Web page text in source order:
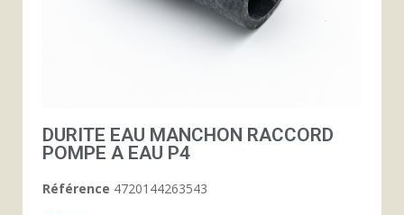
DURITE EAU MANCHON RACCORD
POMPE A EAU P4
Référence 4720144263543